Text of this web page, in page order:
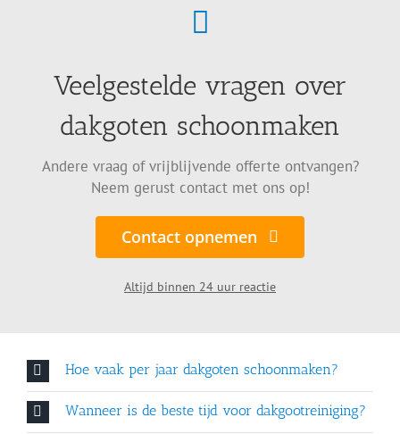
Veelgestelde vragen over
dakgoten schoonmaken
Andere vraag of vrijblijvende offerte ontvangen?
Neem gerust contact met ons op!
Contact opnemen
Altijd binnen 24 uur reactie
Hoe vaak per jaar dakgoten schoonmaken?
Wanneer is de beste tijd voor dakgootreiniging?